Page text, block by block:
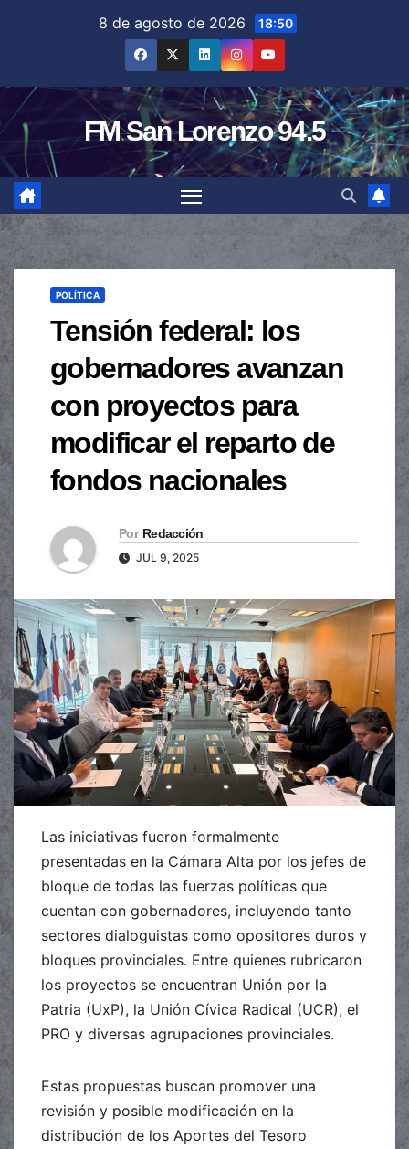
8 de agosto de 2026 18:50
FM San Lorenzo 94.5
POLÍTICA
Tensión federal: los
gobernadores avanzan
con proyectos para
modificar el reparto de
fondos nacionales
Por Redacción
JUL 9, 2025
Las iniciativas fueron formalmente
presentadas en la Cámara Alta por los jefes de
bloque de todas las fuerzas políticas que
cuentan con gobernadores, incluyendo tanto
sectores dialoguistas como opositores duros y
bloques provinciales. Entre quienes rubricaron
los proyectos se encuentran Unión por la
Patria (UxP), la Unión Cívica Radical (UCR), el
PRO y diversas agrupaciones provinciales.
Estas propuestas buscan promover una
revisión y posible modificación en la
distribución de los Aportes del Tesoro